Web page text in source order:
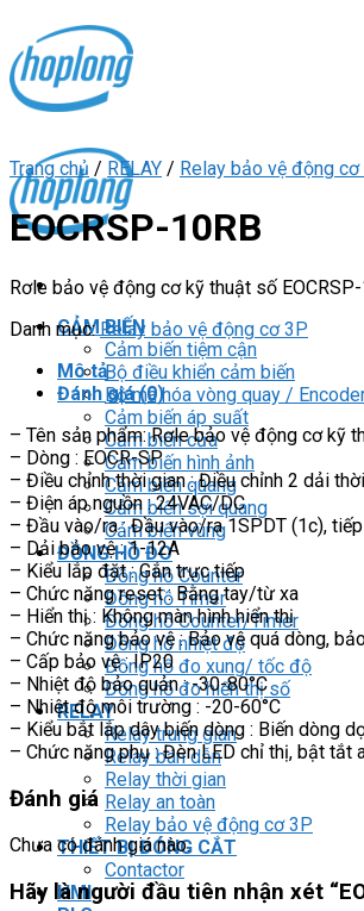
content
CẢM BIẾN
Cảm biến tiệm cận
Bộ điều khiển cảm biến
Bộ mã hóa vòng quay /
Cảm biến áp suất
Cảm biến cửa
Cảm biến hình ảnh
Cảm biến quang
Cảm biến sợi quang
Cảm biến vùng
ĐỒNG HỒ ĐO
Đồng hồ Counter
Đồng hồ Timer
Đồng hồ Counter/Timer
Đồng hồ nhiệt độ
Đồng hồ đo xung/ tốc độ
Đồng hồ đo hiển thị số
RELAY
Relay trung gian
Relay bán dẫn
Relay thời gian
Relay an toàn
Relay bảo vệ động cơ 3P
THIẾT BỊ ĐÓNG CẮT
Contactor
HMI
Trang chủ / RELAY / Relay bảo vệ động cơ
EOCRSP-10RB
Rơle bảo vệ động cơ kỹ thuật số
Danh mục:Relay bảo vệ động cơ 3P
Mô tả
Đánh giá (0)
– Tên sản phẩm: Rơle bảo vệ động cơ kỹ
– Dòng : EOCR-SP
– Điều chỉnh thời gian : Điều chỉnh 2 dải
– Điện áp nguồn : 24VAC/DC
– Đầu vào/ra : Đầu vào/ra 1SPDT (1c),
– Dải bảo vệ : 1-12A
– Kiểu lắp đặt : Gắn trực tiếp
– Chức năng reset : Bằng tay/từ xa
– Hiển thị : Không màn hình hiển thị
– Chức năng bảo vệ : Bảo vệ quá dòng,
– Cấp bảo vệ : IP20
– Nhiệt độ bảo quản : -30-80°C
– Nhiệt độ môi trường : -20-60°C
– Kiểu bắt lắp dây biến dòng : Biến dòng
– Chức năng phụ : Đèn LED chỉ thị, bật tắt
Đánh giá
Chưa có đánh giá nào.
Hãy là người đầu tiên nhận xét